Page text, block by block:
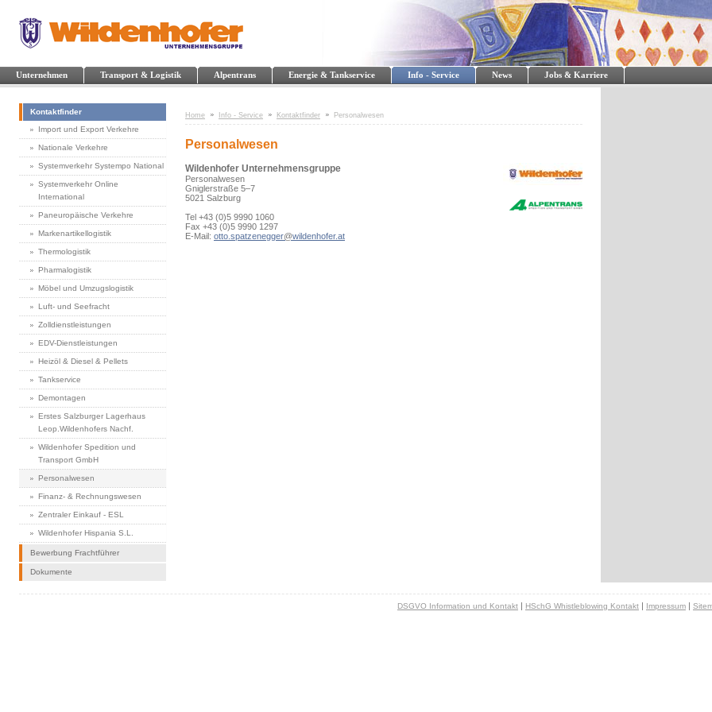
Unternehmen Transport & Logistik Alpentrans Energie & Tankservice Info - Service News Jobs & Karriere
Kontaktfinder
Import und Export Verkehre
Nationale Verkehre
Systemverkehr Systempo National
Systemverkehr Online
International
Paneuropäische Verkehre
Markenartikellogistik
Thermologistik
Pharmalogistik
Möbel und Umzugslogistik
Luft- und Seefracht
Zolldienstleistungen
EDV-Dienstleistungen
Heizöl & Diesel & Pellets
Tankservice
Demontagen
Erstes Salzburger Lagerhaus
Leop.Wildenhofers Nachf.
Wildenhofer Spedition und
Transport GmbH
Personalwesen
Finanz- & Rechnungswesen
Zentraler Einkauf - ESL
Wildenhofer Hispania S.L.
Bewerbung Frachtführer
Dokumente
Home Info - Service Kontaktfinder Personalwesen
Personalwesen
Wildenhofer Unternehmensgruppe
Personalwesen
Gniglerstraße 5–7
5021 Salzburg
Tel +43 (0)5 9990 1060
Fax +43 (0)5 9990 1297
E-Mail: otto.spatzenegger@wildenhofer.at
DSGVO Information und Kontakt | HSchG Whistleblowing Kontakt | Impressum |